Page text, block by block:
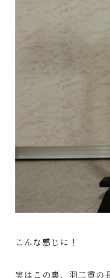
こんな感じに！
実はこの裏、羽二重の